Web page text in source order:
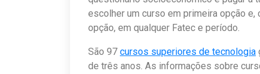
escolher um curso em primeira opção
opção, em qualquer Fatec e período.
São 97 cursos superiores de tecnologia
de três anos. As informações sobre